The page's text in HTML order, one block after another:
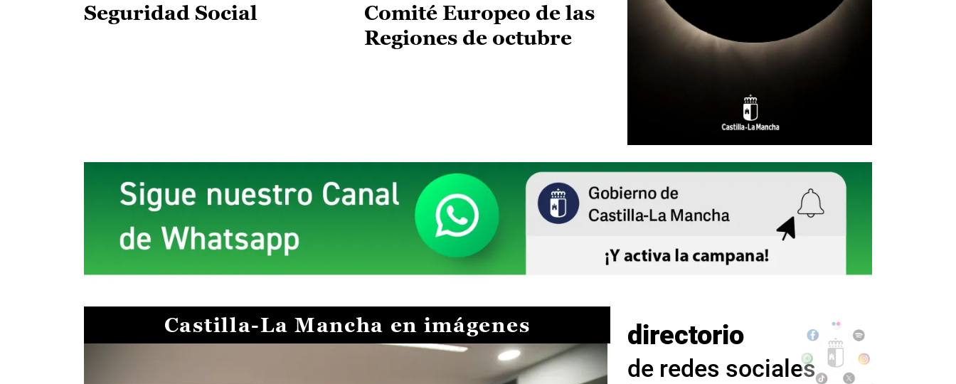
Seguridad Social
Comité Europeo de las
Regiones de octubre
Castilla-La Mancha en imágenes directorio
de redes sociales